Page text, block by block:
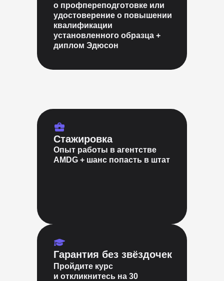
о профпереподготовке или
удостоверение о повышении
квалификации
установленного образца +
диплом Эдюсон
Стажировка
Опыт работы в агентстве
AMDG + шанс попасть в штат
Гарантия без звёздочек
Пройдите курс
и откликнитесь на 30